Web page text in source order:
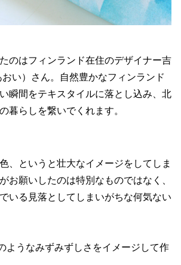
のはフィンランド在住のデザイナー吉
い）さん。自然豊かなフィンランド
瞬間をテキスタイルに落とし込み、北
暮らしを繋いでくれます。
、というと壮大なイメージをしてしま
お願いしたのは特別なものではなく、
いる見落としてしまいがちな何気ない
ようなみずみずしさをイメージして作